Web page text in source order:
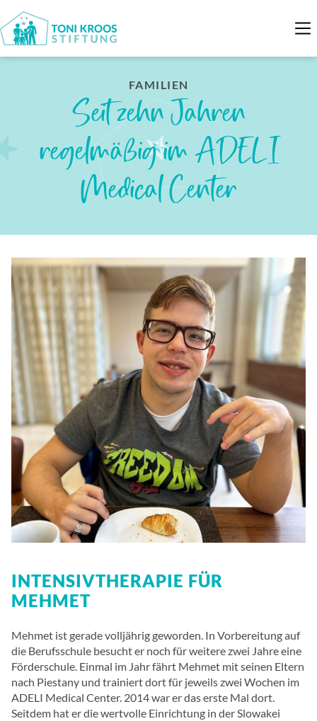
FAMILIEN
Seit zehn Jahren
regelmäßig im ADELI
Medical Center
INTENSIVTHERAPIE FÜR
MEHMET
Mehmet ist gerade volljährig geworden. In Vorbereitung auf
die Berufsschule besucht er noch für weitere zwei Jahre eine
Förderschule. Einmal im Jahr fährt Mehmet mit seinen Eltern
nach Piestany und trainiert dort für jeweils zwei Wochen im
ADELI Medical Center. 2014 war er das erste Mal dort.
Seitdem hat er die wertvolle Einrichtung in der Slowakei